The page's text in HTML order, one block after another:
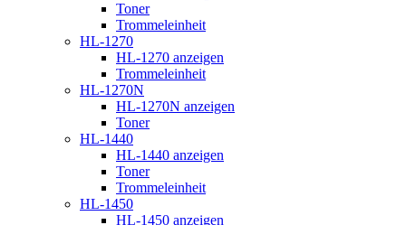
Toner
Trommeleinheit
HL-1270
HL-1270 anzeigen
Trommeleinheit
HL-1270N
HL-1270N anzeigen
Toner
HL-1440
HL-1440 anzeigen
Toner
Trommeleinheit
HL-1450
HL-1450 anzeigen